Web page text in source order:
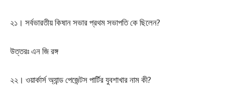
২১। সর্বভারতীয় কিষান সভার প্রথম সভাপতি কে ছিলেন?
উত্তরঃ এন জি রঙ্গ
২২। ওয়ার্কার্স অ্যান্ড পেজেন্টস পার্টির যুবশাখার নাম কী?